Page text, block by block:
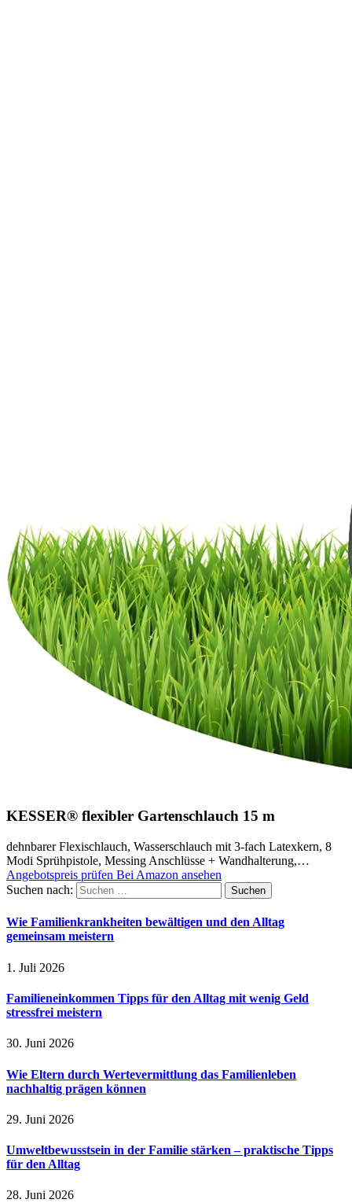
KESSER® flexibler Gartenschlauch 15 m
dehnbarer Flexischlauch, Wasserschlauch mit 3-fach Latexkern, 8
Modi Sprühpistole, Messing Anschlüsse + Wandhalterung,…
Angebotspreis prüfen Bei Amazon ansehen
Suchen nach:
Wie Familienkrankheiten bewältigen und den Alltag
gemeinsam meistern
1. Juli 2026
Familieneinkommen Tipps für den Alltag mit wenig Geld
stressfrei meistern
30. Juni 2026
Wie Eltern durch Wertevermittlung das Familienleben
nachhaltig prägen können
29. Juni 2026
Umweltbewusstsein in der Familie stärken – praktische Tipps
für den Alltag
28. Juni 2026